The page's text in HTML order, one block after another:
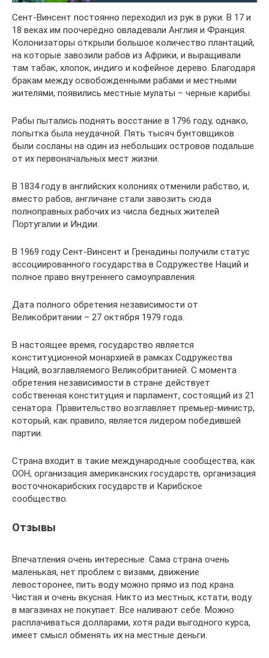
Сент-Винсент постоянно переходил из рук в руки. В 17 и
18 веках им поочерёдно овладевали Англия и Франция.
Колонизаторы открыли большое количество плантаций,
на которые завозили рабов из Африки, и выращивали
там табак, хлопок, индиго и кофейное дерево. Благодаря
бракам между освобожденными рабами и местными
жителями, появились местные мулаты – черные карибы.
Рабы пытались поднять восстание в 1796 году, однако,
попытка была неудачной. Пять тысяч бунтовщиков
были сосланы на один из небольших островов подальше
от их первоначальных мест жизни.
В 1834 году в английских колониях отменили рабство, и,
вместо рабов, англичане стали завозить сюда
полноправных рабочих из числа бедных жителей
Португалии и Индии.
В 1969 году Сент-Винсент и Гренадины получили статус
ассоциированного государства в Содружестве Наций и
полное право внутреннего самоуправления.
Дата полного обретения независимости от
Великобритании – 27 октября 1979 года.
В настоящее время, государство является
конституционной монархией в рамках Содружества
Наций, возглавляемого Великобританией. С момента
обретения независимости в стране действует
собственная конституция и парламент, состоящий из 21
сенатора. Правительство возглавляет премьер-министр,
который, как правило, является лидером победившей
партии.
Страна входит в такие международные сообщества, как
ООН, организация американских государств, организация
восточнокарибских государств и Карибское
сообщество.
Отзывы
Впечатления очень интересные. Сама страна очень
маленькая, нет проблем с визами, движение
левосторонее, пить воду можно прямо из под крана.
Чистая и очень вкусная. Никто из местных, кстати, воду
в магазинах не покупает. Все наливают себе. Можно
расплачиваться долларами, хотя ради выгодного курса,
имеет смысл обменять их на местные деньги.